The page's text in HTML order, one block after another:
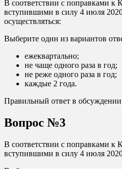
В соответствии с поправками к
вступившими в силу 4 июля
осуществляться:
Выберите один из вариантов
ежеквартально;
не чаще одного раза в год;
не реже одного раза в год;
каждые 2 года.
Правильный ответ в обсуждении
Вопрос №3
В соответствии с поправками к
вступившими в силу 4 июля 2020